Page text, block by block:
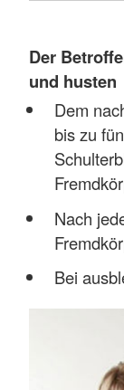
Der
und husten
Dem
bis zu
Nach
Bei